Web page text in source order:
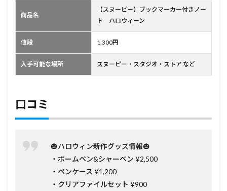
商品名
【スヌーピー】ブックマーカー付きノー
ト ハロウィーン
値段 1,300円
入手可能な場所 スヌーピー・スタジオ・ストア など
口コミ
🎃ハロウィン新作グッズ情報🎃
・ボームペン&シャーペン ¥2,500
・ペンケース ¥1,200
・クリアファイルセット ¥900